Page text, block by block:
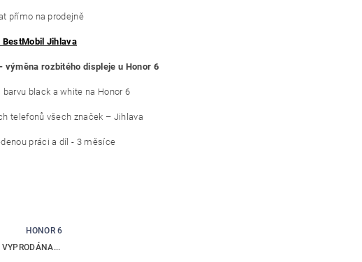
přímo na prodejně
Jihlava
výměna rozbitého displeje u Honor 6
black a white na Honor 6
telefonů všech značek – Jihlava
práci a díl - 3 měsíce
HONOR 6